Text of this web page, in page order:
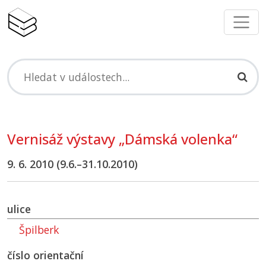
Vernisáž výstavy „Dámská volenka“
9. 6. 2010 (9.6.–31.10.2010)
ulice
Špilberk
číslo orientační